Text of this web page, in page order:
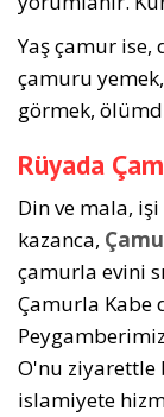
Yaş çamur
çamuru
görmek,
Rüyada
Din ve mala,
kazanca,
çamurla evini
Çamurla Kabe
O'nu ziyarettle
islamiyete